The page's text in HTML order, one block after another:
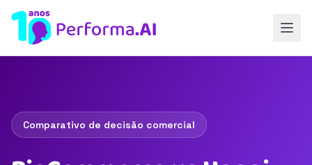
Comparativo de decisão comercial